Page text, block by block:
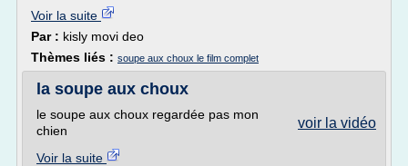
Voir la suite
Par : kisly movi deo
Thèmes liés : soupe aux choux le film complet
la soupe aux choux
voir la vidéo
le soupe aux choux regardée pas mon
chien
Voir la suite